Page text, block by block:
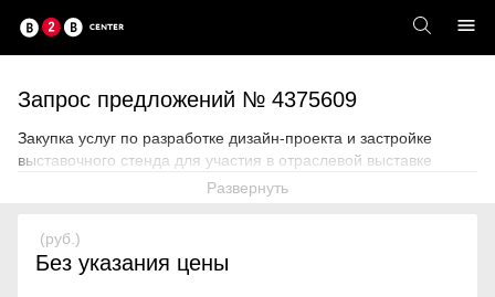
Запрос предложений № 4375609
Закупка услуг по разработке дизайн-проекта и застройке
выставочного стенда для участия в отраслевой выставке
Развернуть
(руб.)
Без указания цены